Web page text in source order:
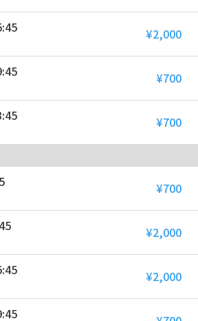
¥2,000
¥700
¥700
¥700
¥2,000
¥2,000